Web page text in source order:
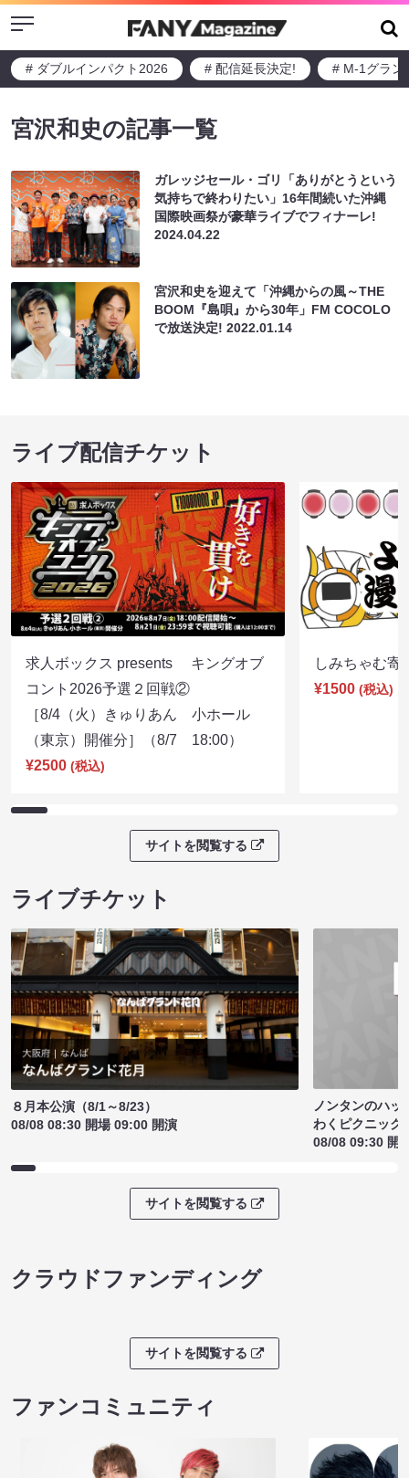
Menu
# ダブルインパクト2026 # 配信延長決定! # M-1グラン
宮沢和史の記事一覧
ガレッジセール・ゴリ「ありがとうという
気持ちで終わりたい」16年間続いた沖縄
国際映画祭が豪華ライブでフィナーレ!
2024.04.22
宮沢和史を迎えて「沖縄からの風～THE
BOOM『島唄』から30年」FM COCOLO
で放送決定!2022.01.14
ライブ配信チケット
求人ボックス presents キングオブ
コント2026予選２回戦②
［8/4（火）きゅりあん 小ホール
（東京）開催分］（8/7 18:00）
¥2500 (税込)
しみちゃむ
¥1500 (税込)
サイトを閲覧する
ライブチケット
８月本公演（8/1～8/23）
08/08 08:30 開場 09:00 開演
ノンタンのハッ
わくピクニック
08/08 09:30 開
サイトを閲覧する
クラウドファンディング
サイトを閲覧する
ファンコミュニティ